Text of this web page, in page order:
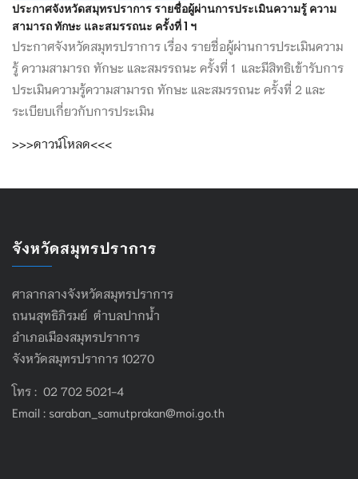
ประกาศจังหวัดสมุทรปราการ รายชื่อผู้ผ่านการประเมินความรู้ ความ
สามารถ ทักษะ และสมรรถนะ ครั้งที่ 1 ฯ
ประกาศจังหวัดสมุทรปราการ เรื่อง รายชื่อผู้ผ่านการประเมินความ
รู้ ความสามารถ ทักษะ และสมรรถนะ ครั้งที่ 1 และมีสิทธิเข้ารับการ
ประเมินความรู้ความสามารถ ทักษะ และสมรรถนะ ครั้งที่ 2 และ
ระเบียบเกี่ยวกับการประเมิน
>>>ดาวน์โหลด<<<
จังหวัดสมุทรปราการ
ศาลากลางจังหวัดสมุทรปราการ
ถนนสุทธิภิรมย์ ตำบลปากน้ำ
อำเภอเมืองสมุทรปราการ
จังหวัดสมุทรปราการ 10270
โทร : 02 702 5021-4
Email : saraban_samutprakan@moi.go.th